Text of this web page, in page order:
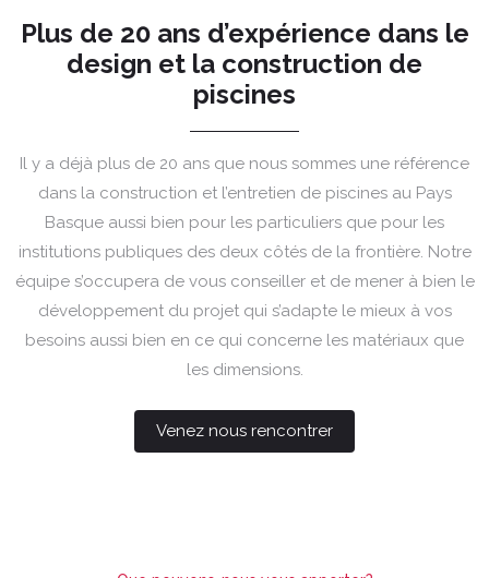
Plus de 20 ans d’expérience dans le
design et la construction de
piscines
Il y a déjà plus de 20 ans que nous sommes une référence
dans la construction et l’entretien de piscines au Pays
Basque aussi bien pour les particuliers que pour les
institutions publiques des deux côtés de la frontière. Notre
équipe s’occupera de vous conseiller et de mener à bien le
développement du projet qui s’adapte le mieux à vos
besoins aussi bien en ce qui concerne les matériaux que
les dimensions.
Venez nous rencontrer